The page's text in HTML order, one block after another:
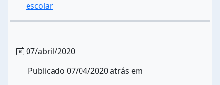
escolar
07/abril/2020
Publicado 07/04/2020 atrás em